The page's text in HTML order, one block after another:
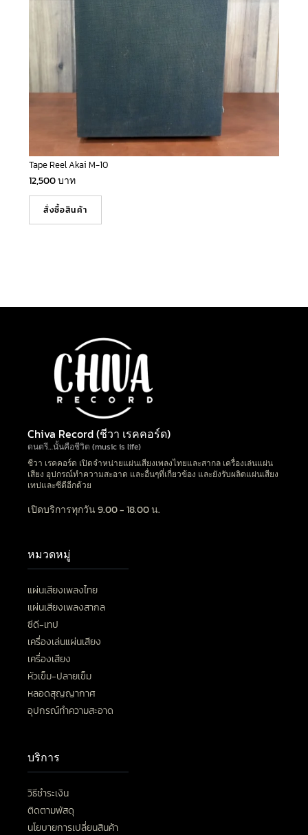
Tape Reel Akai M-10
12,500บาท
สั่งซื้อสินค้า
Chiva Record (ชีวา เรคคอร์ด)
ดนตรี…นั้นคือชีวิต (music is life)
ชีวา เรคคอร์ด เปิดจำหน่ายแผ่นเสียงเพลงไทยและสากล เครื่องเล่นแผ่น
เสียง อุปกรณ์ทำความสะอาด และอื่นๆที่เกี่ยวข้อง และยังรับผลิตแผ่นเสียง
เทปและซีดีอีกด้วย
เปิดบริการทุกวัน 9.00 - 18.00 น.
หมวดหมู่
แผ่นเสียงเพลงไทย
แผ่นเสียงเพลงสากล
ซีดี-เทป
เครื่องเล่นแผ่นเสียง
เครื่องเสียง
หัวเข็ม-ปลายเข็ม
หลอดสุญญากาศ
อุปกรณ์ทำความสะอาด
บริการ
วิธีชำระเงิน
ติดตามพัสดุ
นโยบายการเปลี่ยนสินค้า